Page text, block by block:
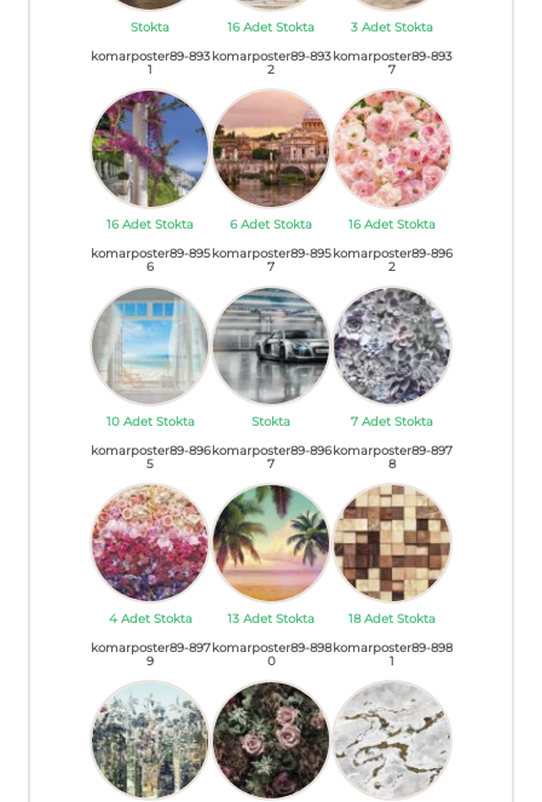
Stokta 16 Adet Stokta
3 Adet Stokta
komarposter89-893
1
16 Adet Stokta
komarposter89-893
2
6 Adet Stokta
komarposter89-893
7
16 Adet Stokta
komarposter89-895
6
10 Adet Stokta
komarposter89-895
7
Stokta
komarposter89-896
2
7 Adet Stokta
komarposter89-896
5
4 Adet Stokta
komarposter89-896
7
13 Adet Stokta
komarposter89-897
8
18 Adet Stokta
komarposter89-897
9
komarposter89-898
0
komarposter89-898
1